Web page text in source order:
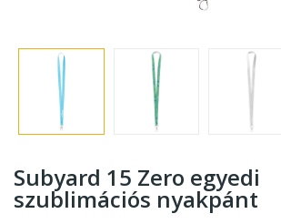
Subyard 15 Zero egyedi
szublimációs nyakpánt